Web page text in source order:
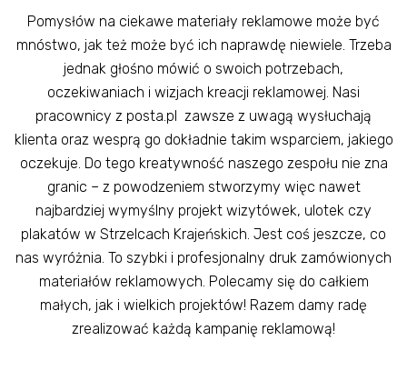
Pomysłów na ciekawe materiały reklamowe może być
mnóstwo, jak też może być ich naprawdę niewiele. Trzeba
jednak głośno mówić o swoich potrzebach,
oczekiwaniach i wizjach kreacji reklamowej. Nasi
pracownicy z posta.pl zawsze z uwagą wysłuchają
klienta oraz wesprą go dokładnie takim wsparciem, jakiego
oczekuje. Do tego kreatywność naszego zespołu nie zna
granic – z powodzeniem stworzymy więc nawet
najbardziej wymyślny projekt wizytówek, ulotek czy
plakatów w Strzelcach Krajeńskich. Jest coś jeszcze, co
nas wyróżnia. To szybki i profesjonalny druk zamówionych
materiałów reklamowych. Polecamy się do całkiem
małych, jak i wielkich projektów! Razem damy radę
zrealizować każdą kampanię reklamową!